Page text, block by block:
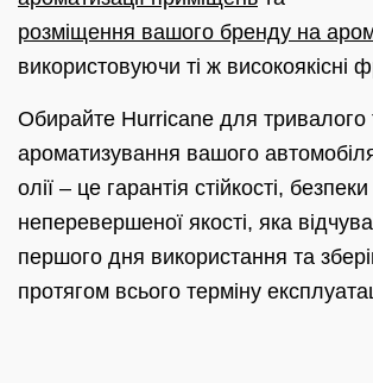
розміщення вашого бренду на
використовуючи ті ж високоякісні
Обирайте Hurricane для тривалого
ароматизування вашого
олії – це гарантія стійкості,
неперевершеної якості, яка
першого дня використання та
протягом всього терміну